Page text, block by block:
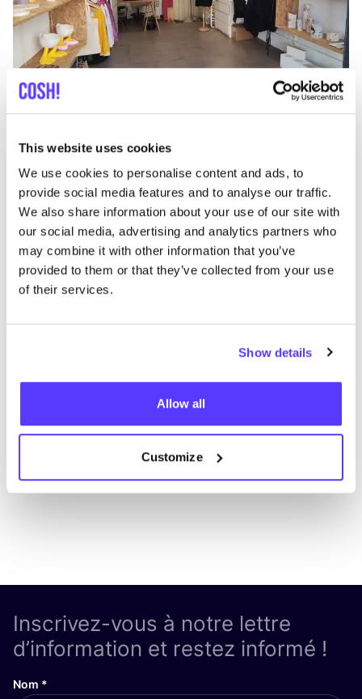
This website uses cookies
We use cookies to personalise content and ads, to
provide social media features and to analyse our traffic.
We also share information about your use of our site with
our social media, advertising and analytics partners who
may combine it with other information that you’ve
provided to them or that they’ve collected from your use
of their services.
Show details
Allow all
Customize
Ajouter à l'itinéraire Visiter la boutique en ligne
ZD Zero Defects
Vêtements
List Map
Inscrivez-vous à notre lettre
d’information et restez informé !
Nom *